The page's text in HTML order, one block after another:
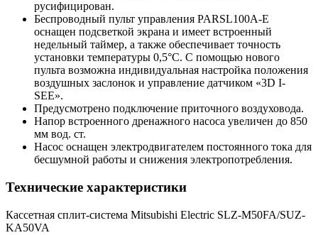
русифицирован.
Беспроводный пульт управления PARSL100A-E
оснащен подсветкой экрана и имеет встроенный
недельный таймер, а также обеспечивает точность
установки температуры 0,5°С. С помощью нового
пульта возможна индивидуальная настройка положения
воздушных заслонок и управление датчиком «3D I-
SEE».
Предусмотрено подключение приточного воздуховода.
Напор встроенного дренажного насоса увеличен до 850
мм вод. ст.
Насос оснащен электродвигателем постоянного тока для
бесшумной работы и снижения электропотребления.
Технические характеристики
Кассетная сплит-система Mitsubishi Electric SLZ-M50FA/SUZ-
KA50VA